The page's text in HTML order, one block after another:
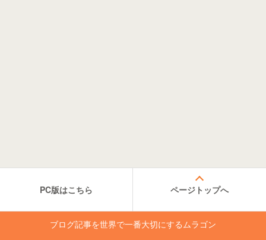
PC版はこちら ページトップへ
ブログ記事を世界で一番大切にするムラゴン